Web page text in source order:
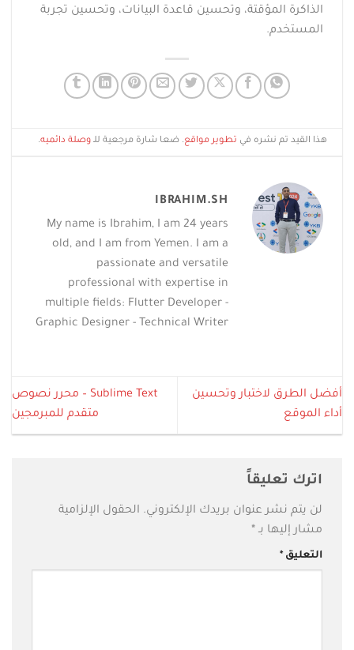
الذاكرة المؤقتة، وتحسين قاعدة البيانات، وتحسين تجربة
المستخدم.
هذا القيد تم نشره في تطوير مواقع. ضعا شارة مرجعية للـوصلة دائميه.
IBRAHIM.SH
My name is Ibrahim, I am 24 years
old, and I am from Yemen. I am a
passionate and versatile
professional with expertise in
multiple fields: Flutter Developer -
Graphic Designer - Technical Writer
أفضل الطرق لاختبار وتحسين
أداء الموقع
Sublime Text – محرر نصوص
متقدم للمبرمجين
اترك تعليقاً
لن يتم نشر عنوان بريدك الإلكتروني. الحقول الإلزامية
مشار إليها بـ *
التعليق*